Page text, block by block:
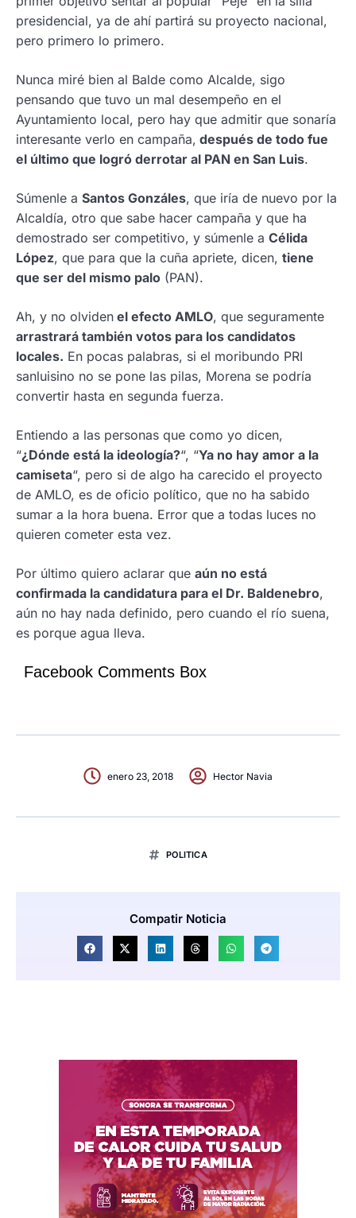
presidencial, ya de ahí partirá su proyecto nacional,
pero primero lo primero.
Nunca miré bien al Balde como Alcalde, sigo
pensando que tuvo un mal desempeño en el
Ayuntamiento local, pero hay que admitir que sonaría
interesante verlo en campaña, después de todo fue
el último que logró derrotar al PAN en San Luis.
Súmenle a Santos Gonzáles, que iría de nuevo por la
Alcaldía, otro que sabe hacer campaña y que ha
demostrado ser competitivo, y súmenle a Célida
López, que para que la cuña apriete, dicen, tiene
que ser del mismo palo (PAN).
Ah, y no olviden el efecto AMLO, que seguramente
arrastrará también votos para los candidatos
locales. En pocas palabras, si el moribundo PRI
sanluisino no se pone las pilas, Morena se podría
convertir hasta en segunda fuerza.
Entiendo a las personas que como yo dicen,
“¿Dónde está la ideología?“, “Ya no hay amor a la
camiseta“, pero si de algo ha carecido el proyecto
de AMLO, es de oficio político, que no ha sabido
sumar a la hora buena. Error que a todas luces no
quieren cometer esta vez.
Por último quiero aclarar que aún no está
confirmada la candidatura para el Dr. Baldenebro,
aún no hay nada definido, pero cuando el río suena,
es porque agua lleva.
Facebook Comments Box
enero 23, 2018 Hector Navia
POLITICA
Compatir Noticia